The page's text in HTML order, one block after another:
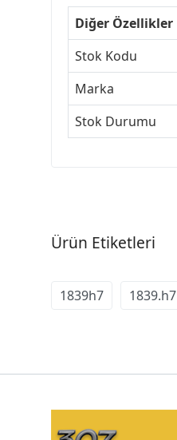
Diğer Özellikler
Stok Kodu
Marka
Stok Durumu
Ürün Etiketleri
1839h7 1839.h7